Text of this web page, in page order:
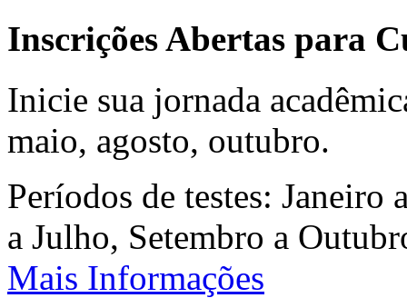
Inscrições Abertas para
Inicie sua jornada
maio, agosto, outubro.
Períodos de testes:
a Julho, Setembro a
Mais Informações